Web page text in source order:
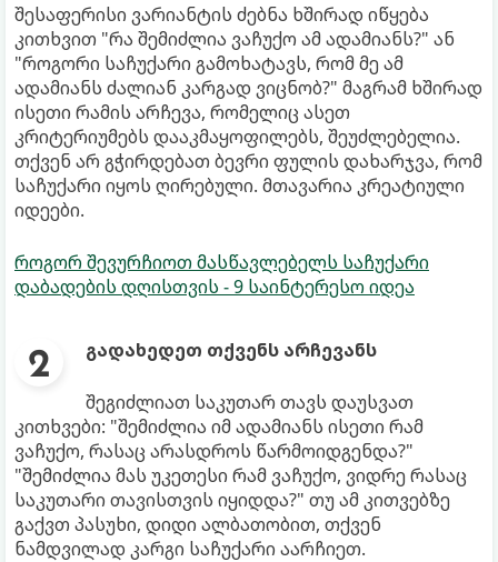
შესაფერისი ვარიანტის ძებნა ხშირად იწყება
კითხვით "რა შემიძლია ვაჩუქო ამ ადამიანს?" ან
"როგორი საჩუქარი გამოხატავს, რომ მე ამ
ადამიანს ძალიან კარგად ვიცნობ?" მაგრამ ხშირად
ისეთი რამის არჩევა, რომელიც ასეთ
კრიტერიუმებს დააკმაყოფილებს, შეუძლებელია.
თქვენ არ გჭირდებათ ბევრი ფულის დახარჯვა, რომ
საჩუქარი იყოს ღირებული. მთავარია კრეატიული
იდეები.
როგორ შევურჩიოთ მასწავლებელს საჩუქარი
დაბადების დღისთვის - 9 საინტერესო იდეა
გადახედეთ თქვენს არჩევანს
შეგიძლიათ საკუთარ თავს დაუსვათ
კითხვები: "შემიძლია იმ ადამიანს ისეთი რამ
ვაჩუქო, რასაც არასდროს წარმოიდგენდა?"
"შემიძლია მას უკეთესი რამ ვაჩუქო, ვიდრე რასაც
საკუთარი თავისთვის იყიდდა?" თუ ამ კითვებზე
გაქვთ პასუხი, დიდი ალბათობით, თქვენ
ნამდვილად კარგი საჩუქარი აარჩიეთ.